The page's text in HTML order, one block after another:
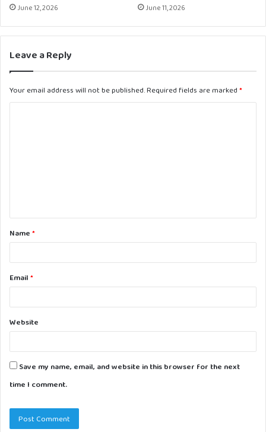
June 12, 2026 June 11, 2026
Leave a Reply
Your email address will not be published.Required fields are marked *
t
*Name *
Email *
Website
Save my name, email, and website in this browser for the next
time I comment.